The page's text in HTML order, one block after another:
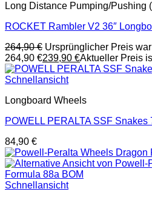
Long Distance Pumping/Pushing
ROCKET Rambler V2 36″
264,90€ Ursprünglicher Preis
264,90 €239,90 €Aktueller Preis
Schnellansicht
Longboard Wheels
POWELL PERALTA SSF Snakes
84,90 €
Schnellansicht